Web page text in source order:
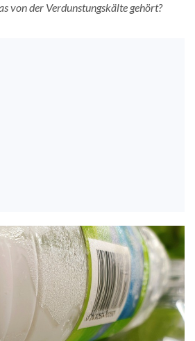
von der Verdunstungskälte gehört?